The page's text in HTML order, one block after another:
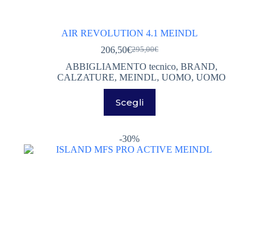
AIR REVOLUTION 4.1 MEINDL
295,00€
Il
prezzo
originale
295,00€.
206,50€Il
prezzo
attuale
206,50€.
ABBIGLIAMENTO tecnico, BRAND,
CALZATURE, MEINDL, UOMO, UOMO
Scegli
prodotto
ha
varianti.
Le
-30%